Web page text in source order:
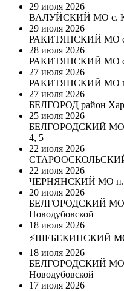
29 июля 2026
ВАЛУЙСКИЙ МО с.
29 июля 2026
РАКИТЯНСКИЙ МО
28 июля 2026
РАКИТЯНСКИЙ МО
27 июля 2026
РАКИТЯНСКИЙ МО п.
27 июля 2026
БЕЛГОРОД район
25 июля 2026
БЕЛГОРОДСКИЙ МО с.
4, 5
22 июля 2026
СТАРООСКОЛЬСКИЙ
22 июля 2026
ЧЕРНЯНСКИЙ МО п.
20 июля 2026
БЕЛГОРОДСКИЙ МО
Новодубовской
18 июля 2026
⚡️ШЕБЕКИНСКИЙ
18 июля 2026
БЕЛГОРОДСКИЙ МО
Новодубовской
17 июля 2026